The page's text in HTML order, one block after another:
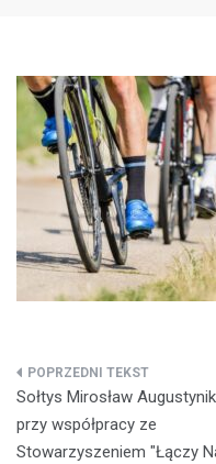
Nawigacja
wpisu
Sołtys Mirosław Augustynik
przy współpracy ze
Stowarzyszeniem "Łączy